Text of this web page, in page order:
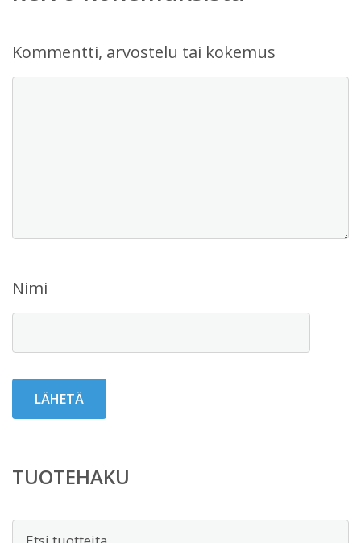
Kommentti, arvostelu tai kokemus
Nimi
TUOTEHAKU